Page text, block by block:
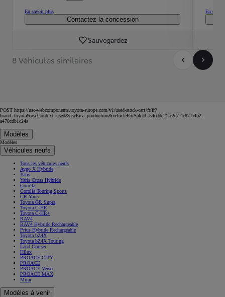
En savoir plus
Contactez la concession
Sauvegardez
En
8 Véhicules similaires
POST https://usc-webcomponents.toyota-europe.com/v1/used-stock-cars/fr/fr?
brand=toyota&uscContext=used&uscEnv=production&vehicleForSaleId=54cdde21-c2c7-4c87-b4b2-
a470cdb1c24a
Modèles
Modèles
Véhicules neufs
Tous les véhicules neufs
Aygo X Hybride
Yaris
Yaris Cross Hybride
Corolla
Corolla Touring Sports
GR Yaris
Toyota GR Supra
Toyota C-HR
Toyota C-HR+
RAV4
RAV4 Hybride Rechargeable
Prius Hybride Rechargeable
Toyota bZ4X
Toyota bZ4X Touring
Land Cruiser
Hilux
PROACE CITY
PROACE
PROACE Verso
PROACE MAX
Mirai
Modèles à venir